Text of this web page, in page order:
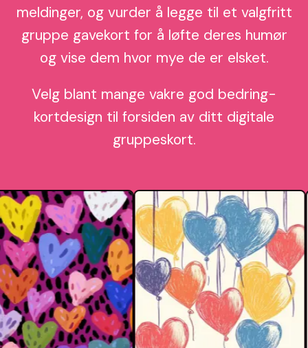
meldinger, og vurder å legge til et valgfritt
gruppe gavekort for å løfte deres humør
og vise dem hvor mye de er elsket.
Velg blant mange vakre god bedring-
kortdesign til forsiden av ditt digitale
gruppeskort.